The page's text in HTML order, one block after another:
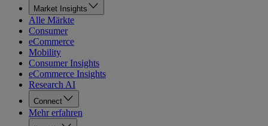
Market Insights
Alle Märkte
Consumer
eCommerce
Mobility
Consumer Insights
eCommerce Insights
Research AI
Connect
Mehr erfahren